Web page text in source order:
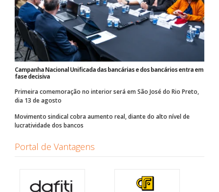
Campanha Nacional Unificada das bancárias e dos bancários entra em
fase decisiva
Primeira comemoração no interior será em São José do Rio Preto,
dia 13 de agosto
Movimento sindical cobra aumento real, diante do alto nível de
lucratividade dos bancos
Portal de Vantagens